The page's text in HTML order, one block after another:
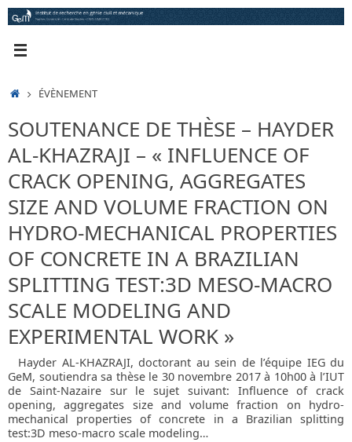
Passer
au
ACCUEIL
ÉVÈNEMENT
SOUTENANCE DE THÈSE – HAYDER
AL-KHAZRAJI – « INFLUENCE OF
CRACK OPENING, AGGREGATES
SIZE AND VOLUME FRACTION ON
HYDRO-MECHANICAL PROPERTIES
OF CONCRETE IN A BRAZILIAN
SPLITTING TEST:3D MESO-MACRO
SCALE MODELING AND
EXPERIMENTAL WORK »
Hayder AL-KHAZRAJI, doctorant au sein de l’équipe IEG du
GeM, soutiendra sa thèse le 30 novembre 2017 à 10h00 à l’IUT
de Saint-Nazaire sur le sujet suivant: Influence of crack
opening, aggregates size and volume fraction on hydro-
mechanical properties of concrete in a Brazilian splitting
test:3D meso-macro scale modeling…